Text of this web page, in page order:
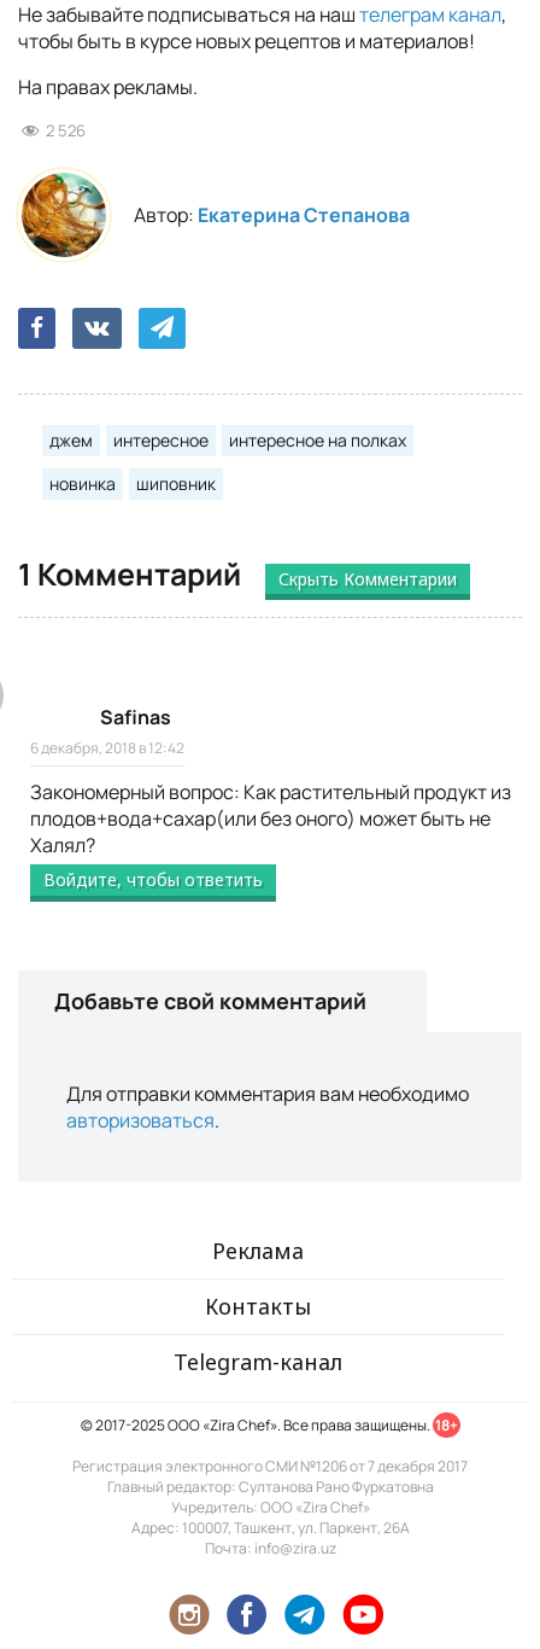
Не забывайте подписываться на наштелеграм канал,
чтобы быть в курсе новых рецептов и материалов!
На правах рекламы.
2 526
Автор: Екатерина Степанова
джем интересное
интересное на полках
новинка
шиповник
1 Комментарий Скрыть Комментарии
Safinas
6 декабря, 2018 в 12:42
Закономерный вопрос: Как растительный продукт из
плодов+вода+сахар(или без оного) может быть не
Халял?
Войдите, чтобы ответить
Добавьте свой комментарий
Для отправки комментария вам необходимо
авторизоваться.
Реклама
Контакты
Telegram-канал
© 2017-2025 ООО «Zira Chef». Все права защищены. 18+
Регистрация электронного СМИ №1206 от 7 декабря 2017
Главный редактор: Султанова Рано Фуркатовна
Учредитель: ООО «Zira Chef»
Адрес: 100007, Ташкент, ул. Паркент, 26А
Почта: info@zira.uz